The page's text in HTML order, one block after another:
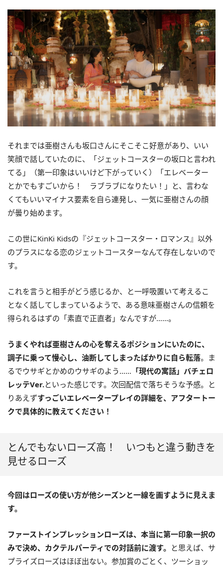
それまでは亜樹さんも坂口さんにそこそこ好意があり、いい
笑顔で話していたのに、「ジェットコースターの坂口と言われ
てる」（第一印象はいいけど下がっていく）「エレベーター
とかでもすごいから！ ラブラブになりたい！」と、言わな
くてもいいマイナス要素を自ら連発し、一気に亜樹さんの顔
が曇り始めます。
この世にKinKi Kidsの『ジェットコースター・ロマンス』以外
のプラスになる恋のジェットコースターなんて存在しないので
す。
これを言うと相手がどう感じるか、と一呼吸置いて考えるこ
となく話してしまっているようで、ある意味亜樹さんの信頼を
得られるはずの「素直で正直者」なんですが……。
うまくやれば亜樹さんの心を奪えるポジションにいたのに、
調子に乗って慢心し、油断してしまったばかりに自ら転落。ま
るでウサギとかめのウサギのよう…… 「現代の寓話」バチェロ
レッテVer.といった感じです。次回配信で落ちそうな予感。と
りあえずすっごいエレベータープレイの詳細を、アフタートー
クで具体的に教えてください！
とんでもないローズ高！ いつもと違う動きを
見せるローズ
今回はローズの使い方が他シーズンと一線を画すように見えま
す。
ファーストインプレッションローズは、本当に第一印象一択の
みで決め、カクテルパーティでの対話前に渡す。
と思えば、サ
プライズローズはほぼ出ない。参加賞のごとく、ツーショッ